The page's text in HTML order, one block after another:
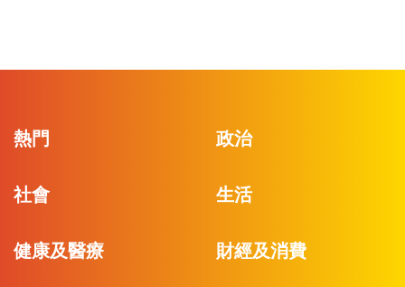
熱門 政治
社會 生活
健康及醫療 財經及消費